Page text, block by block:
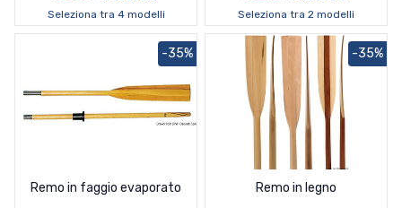
Seleziona tra 4 modelli Seleziona tra 2 modelli
Remo in faggio evaporato
-35%
Remo in legno
-35%